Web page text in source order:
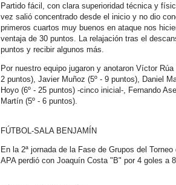
Partido fácil, con clara superioridad técnica y
vez salió concentrado desde el inicio y no dio
primeros cuartos muy buenos en ataque nos
ventaja de 30 puntos. La relajación tras el
puntos y recibir algunos más.
Por nuestro equipo jugaron y anotaron Víctor
2 puntos), Javier Muñoz (5º - 9 puntos), Daniel
Hoyo (6º - 25 puntos) -cinco inicial-, Fernando
Martín (5º - 6 puntos).
FÚTBOL-SALA BENJAMÍN
En la 2ª jornada de la Fase de Grupos del
APA perdió con Joaquín Costa "B" por 4 goles a